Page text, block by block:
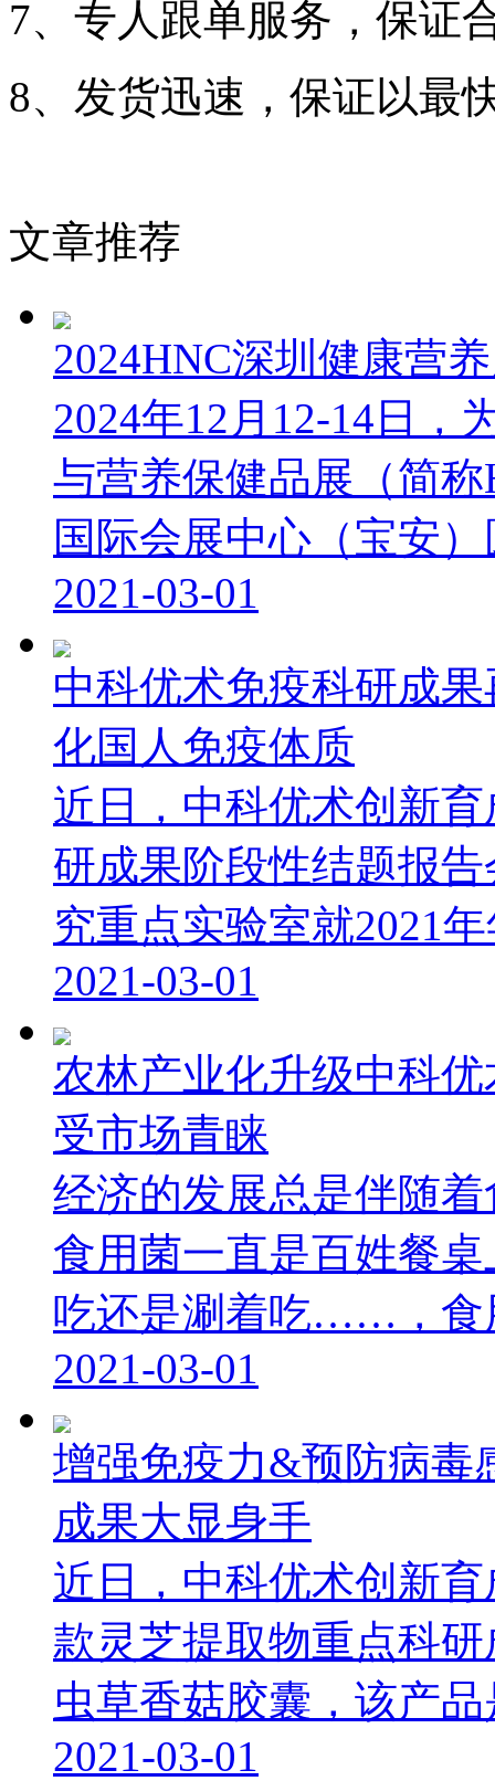
7、专人跟单服务，保证
8、发货迅速，保证以最
文章推荐
2024HNC深圳健康营
2024年12月12-14日，
与营养保健品展（简
国际会展中心（宝安
2021-03-01
中科优术免疫科研成
化国人免疫体质
近日，中科优术创新
研成果阶段性结题报
究重点实验室就2021
2021-03-01
农林产业化升级中科
受市场青睐
经济的发展总是伴随
食用菌一直是百姓餐
吃还是涮着吃……，食
2021-03-01
增强免疫力&预防病毒
成果大显身手
近日，中科优术创新
款灵芝提取物重点科
虫草香菇胶囊，该产
2021-03-01